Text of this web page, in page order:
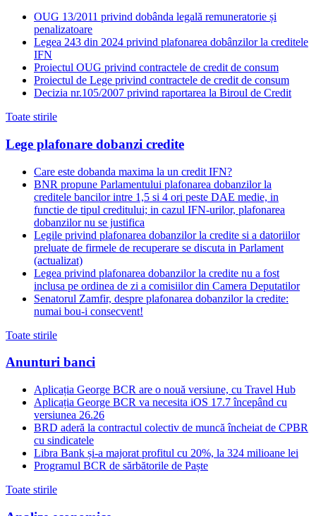
OUG 13/2011 privind dobânda legală remuneratorie și
penalizatoare
Legea 243 din 2024 privind plafonarea dobânzilor la creditele
IFN
Proiectul OUG privind contractele de credit de consum
Proiectul de Lege privind contractele de credit de consum
Decizia nr.105/2007 privind raportarea la Biroul de Credit
Toate stirile
Lege plafonare dobanzi credite
Care este dobanda maxima la un credit IFN?
BNR propune Parlamentului plafonarea dobanzilor la
creditele bancilor intre 1,5 si 4 ori peste DAE medie, in
functie de tipul creditului; in cazul IFN-urilor, plafonarea
dobanzilor nu se justifica
Legile privind plafonarea dobanzilor la credite si a datoriilor
preluate de firmele de recuperare se discuta in Parlament
(actualizat)
Legea privind plafonarea dobanzilor la credite nu a fost
inclusa pe ordinea de zi a comisiilor din Camera Deputatilor
Senatorul Zamfir, despre plafonarea dobanzilor la credite:
numai bou-i consecvent!
Toate stirile
Anunturi banci
Aplicația George BCR are o nouă versiune, cu Travel Hub
Aplicația George BCR va necesita iOS 17.7 începând cu
versiunea 26.26
BRD aderă la contractul colectiv de muncă încheiat de CPBR
cu sindicatele
Libra Bank și-a majorat profitul cu 20%, la 324 milioane lei
Programul BCR de sărbătorile de Paște
Toate stirile